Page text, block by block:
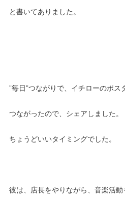
と書いてありました。
”毎日”つながりで、イチローのポス
つながったので、シェアしました。
ちょうどいいタイミングでした。
彼は、店長をやりながら、音楽活